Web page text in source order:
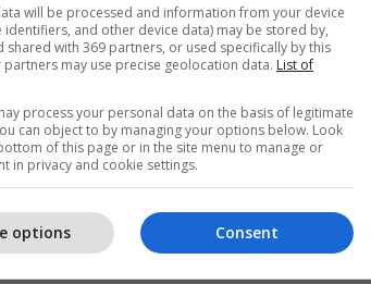
will be processed and information from your device
identifiers, and other device data) may be stored by,
shared with 369 partners, or used specifically by this
partners may use precise geolocation data. List of
process your personal data on the basis of legitimate
can object to by managing your options below. Look
of this page or in the site menu to manage or
in privacy and cookie settings.
Consent
options